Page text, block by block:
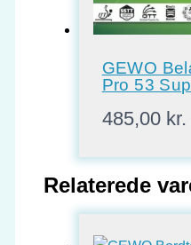
GEWO
Pro 53
485,00 kr.
Relaterede